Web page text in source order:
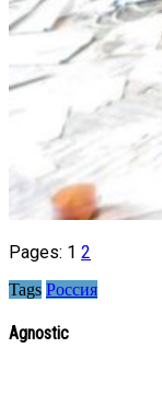
Pages: 1 2
Tags Россия
Agnostic